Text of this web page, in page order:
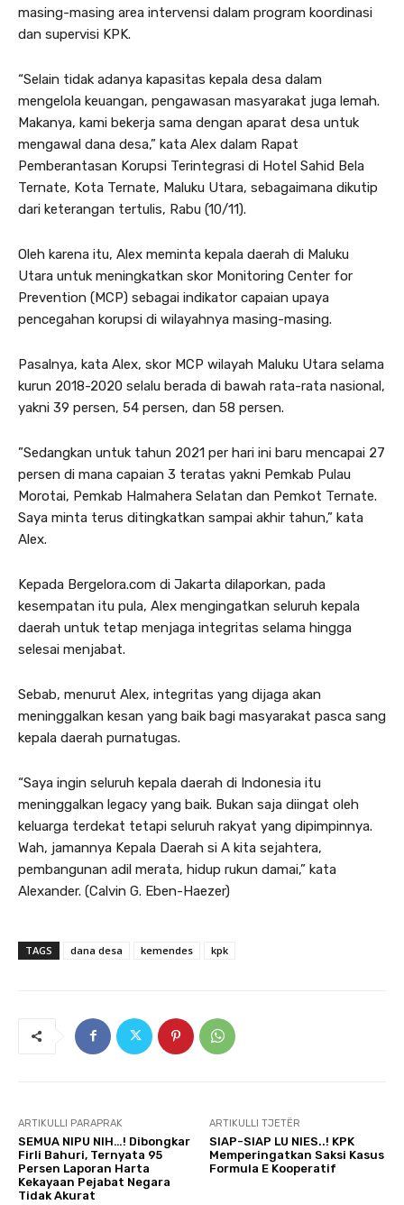
masing-masing area intervensi dalam program koordinasi
dan supervisi KPK.
“Selain tidak adanya kapasitas kepala desa dalam
mengelola keuangan, pengawasan masyarakat juga lemah.
Makanya, kami bekerja sama dengan aparat desa untuk
mengawal dana desa,” kata Alex dalam Rapat
Pemberantasan Korupsi Terintegrasi di Hotel Sahid Bela
Ternate, Kota Ternate, Maluku Utara, sebagaimana dikutip
dari keterangan tertulis, Rabu (10/11).
Oleh karena itu, Alex meminta kepala daerah di Maluku
Utara untuk meningkatkan skor Monitoring Center for
Prevention (MCP) sebagai indikator capaian upaya
pencegahan korupsi di wilayahnya masing-masing.
Pasalnya, kata Alex, skor MCP wilayah Maluku Utara selama
kurun 2018-2020 selalu berada di bawah rata-rata nasional,
yakni 39 persen, 54 persen, dan 58 persen.
”Sedangkan untuk tahun 2021 per hari ini baru mencapai 27
persen di mana capaian 3 teratas yakni Pemkab Pulau
Morotai, Pemkab Halmahera Selatan dan Pemkot Ternate.
Saya minta terus ditingkatkan sampai akhir tahun,” kata
Alex.
Kepada Bergelora.com di Jakarta dilaporkan, pada
kesempatan itu pula, Alex mengingatkan seluruh kepala
daerah untuk tetap menjaga integritas selama hingga
selesai menjabat.
Sebab, menurut Alex, integritas yang dijaga akan
meninggalkan kesan yang baik bagi masyarakat pasca sang
kepala daerah purnatugas.
“Saya ingin seluruh kepala daerah di Indonesia itu
meninggalkan legacy yang baik. Bukan saja diingat oleh
keluarga terdekat tetapi seluruh rakyat yang dipimpinnya.
Wah, jamannya Kepala Daerah si A kita sejahtera,
pembangunan adil merata, hidup rukun damai,” kata
Alexander. (Calvin G. Eben-Haezer)
TAGS dana desa kemendes kpk
ARTIKULLI PARAPRAK
SEMUA NIPU NIH…! Dibongkar
Firli Bahuri, Ternyata 95
Persen Laporan Harta
Kekayaan Pejabat Negara
Tidak Akurat
ARTIKULLI TJETËR
SIAP-SIAP LU NIES..! KPK
Memperingatkan Saksi Kasus
Formula E Kooperatif